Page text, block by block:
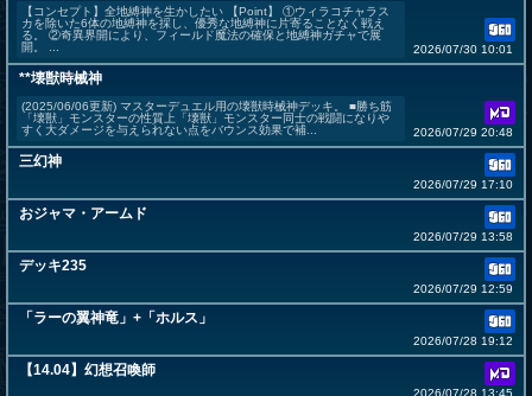
【コンセプト】全地縛神を生かしたい 【Point】 ①ウィラコチャラス
カを除いた6体の地縛神を採し、優秀な地縛神に片寄ることなく戦え
る。 ②奇異界開により、フィールド魔法の確保と地縛神ガチャで展
開。 ...
2026/07/30 10:01
**壊獣時械神
(2025/06/06更新) マスターデュエル用の壊獣時械神デッキ。 ■勝ち筋
「壊獣」モンスターの性質上「壊獣」モンスター同士の戦闘になりや
すく大ダメージを与えられない点をバウンス効果で補...
2026/07/29 20:48
三幻神
2026/07/29 17:10
おジャマ・アームド
2026/07/29 13:58
デッキ235
2026/07/29 12:59
「ラーの翼神竜」+「ホルス」
2026/07/28 19:12
【14.04】幻想召喚師
2026/07/28 13:45